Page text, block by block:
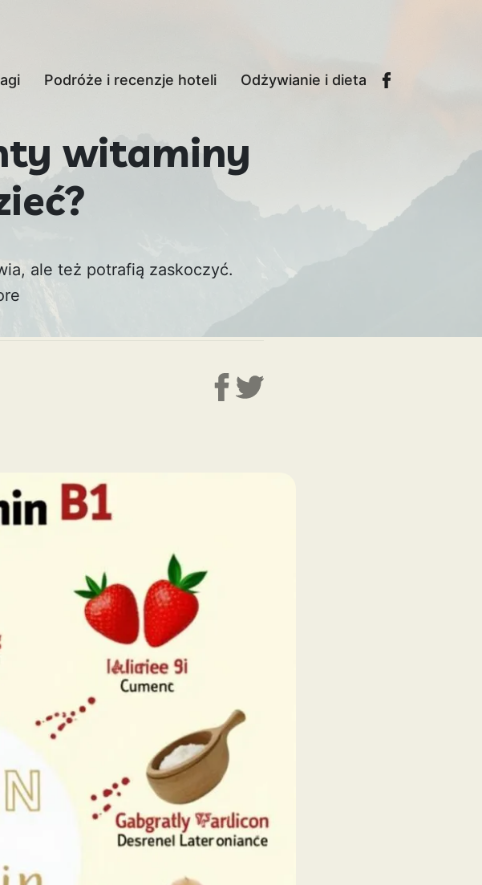
Podróże i recenzje hoteli Odżywianie i dieta
witaminy
ale też potrafią zaskoczyć.